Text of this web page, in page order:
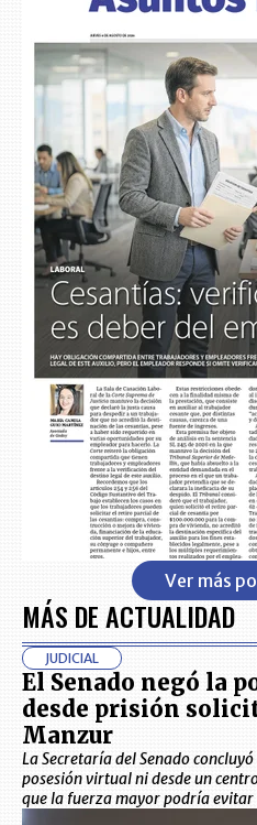
Ver más
MÁS DE ACTUALIDAD
JUDICIAL
El Senado negó la
desde prisión
Manzur
La Secretaría del Senado
posesión virtual ni desde un
que la fuerza mayor podría